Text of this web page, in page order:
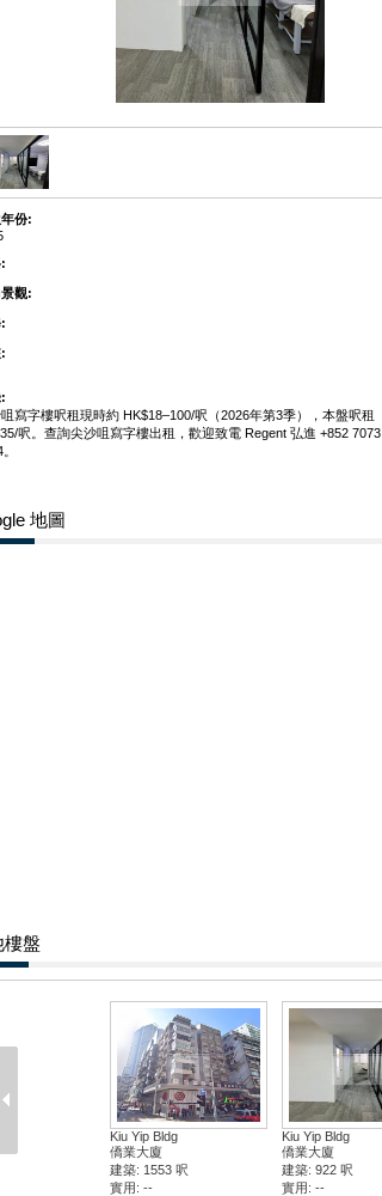
年份:
觀:
寫字樓呎租現時約 HK$18–100/呎（2026年第3季），本盤呎租
呎。查詢尖沙咀寫字樓出租，歡迎致電 Regent 弘進 +852 7073
地圖
樓盤
Kiu Yip Bldg
僑業大廈
建築: 1553 呎
實用: --
Kiu Yip Bldg
僑業大廈
建築: 922 呎
實用: --